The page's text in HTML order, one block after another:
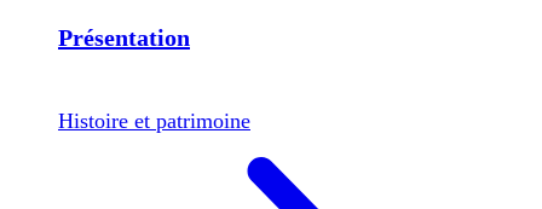
Présentation
Histoire et patrimoine